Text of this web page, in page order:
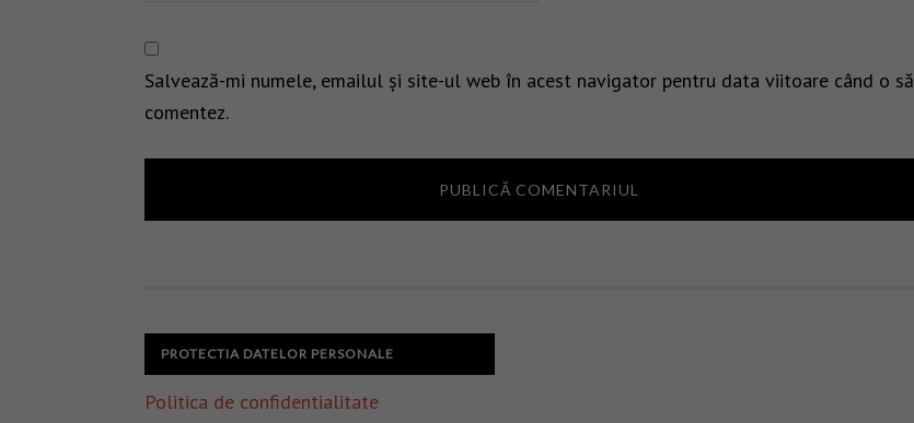
Salvează-mi numele, emailul și site-ul web în acest navigator pentru data viitoare când o să
comentez.
PROTECTIA DATELOR PERSONALE
Politica de confidentialitate